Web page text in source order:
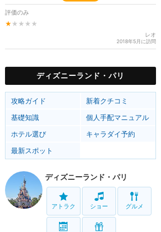
評価のみ
★ ★★★★
レオ
2018年5月に訪問
ディズニーランド・パリ
攻略ガイド
新着クチコミ
基礎知識
個人手配マニュアル
ホテル選び
キャラダイ予約
最新スポット
ディズニーランド・パリ
アトラク ショー グルメ